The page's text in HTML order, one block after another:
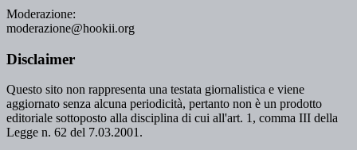
Moderazione:
moderazione@hookii.org
Disclaimer
Questo sito non rappresenta una testata giornalistica e viene
aggiornato senza alcuna periodicità, pertanto non è un prodotto
editoriale sottoposto alla disciplina di cui all'art. 1, comma III della
Legge n. 62 del 7.03.2001.